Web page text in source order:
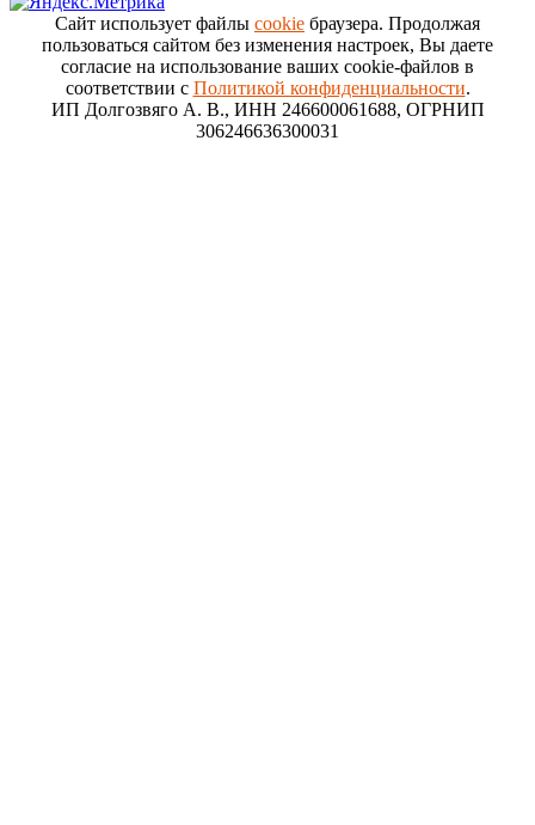
Сайт использует файлы cookie браузера. Продолжая
пользоваться сайтом без изменения настроек, Вы даете
согласие на использование ваших cookie-файлов в
соответствии с Политикой конфиденциальности.
ИП Долгозвяго А. В., ИНН 246600061688, ОГРНИП
306246636300031